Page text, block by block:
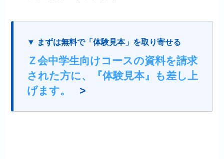
▼ まずは無料で「体験見本」を取り寄せる
Ｚ会中学生向けコースの資料を請求
された方に、『体験見本』も差し上
げます。
>